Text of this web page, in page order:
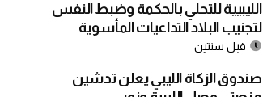
الليبيية للتحلي بالحكمة وضبط النفس
لتجنيب البلاد التداعيات المأسوية
قبل سنتين
صندوق الزكاة الليبي يعلن تدشين